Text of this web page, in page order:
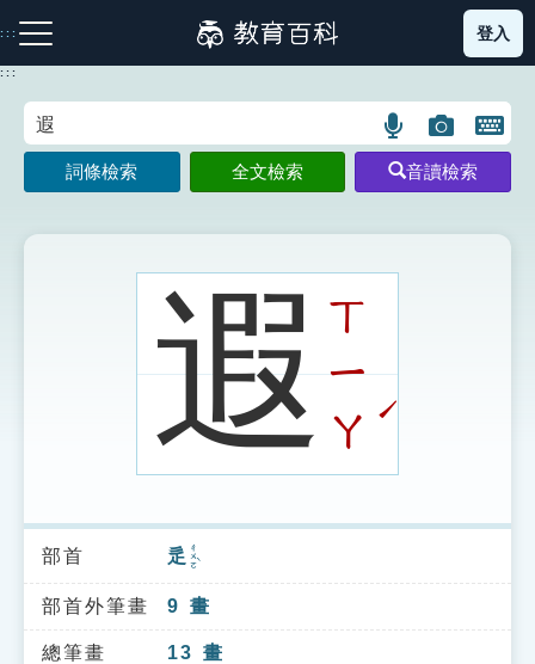
到
主
:::
注音索引圖示 筆畫索引圖示 部首索引表圖示
索引選單
知識索引
單字索引
登入
:::
語
言
搜
示
圖
片
搜
開
鍵
圖
詞條檢索 全文檢索 音讀檢索
遐ㄒ
ㄧ
ㄚ
ˊ
部首 辵 ㄔㄨㄛˋ
部首外筆畫 9 畫
總筆畫 13 畫